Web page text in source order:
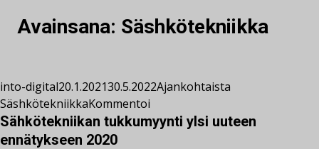
Avainsana: Säshkötekniikka
into-digital20.1.202130.5.2022Ajankohtaista
SäshkötekniikkaKommentoi
Sähkötekniikan tukkumyynti ylsi uuteen
ennätykseen 2020